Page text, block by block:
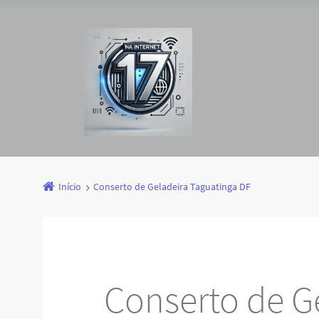
Início Conserto de Geladeira Taguatinga DF
Conserto de